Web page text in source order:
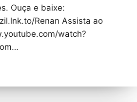
Ouça e baixe:
Renan Assista ao
watch?